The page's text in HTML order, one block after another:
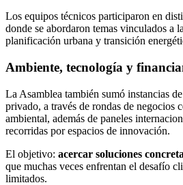
Los equipos técnicos participaron en
donde se abordaron temas vinculados a
planificación urbana y transición
Ambiente, tecnología y
La Asamblea también sumó instancias
privado, a través de rondas de negocios
ambiental, además de paneles
recorridas por espacios de innovación.
El objetivo: acercar soluciones
que muchas veces enfrentan el desafío
limitados.